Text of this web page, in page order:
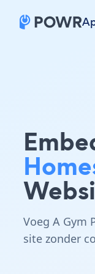
Voeg A Gym
site zonder